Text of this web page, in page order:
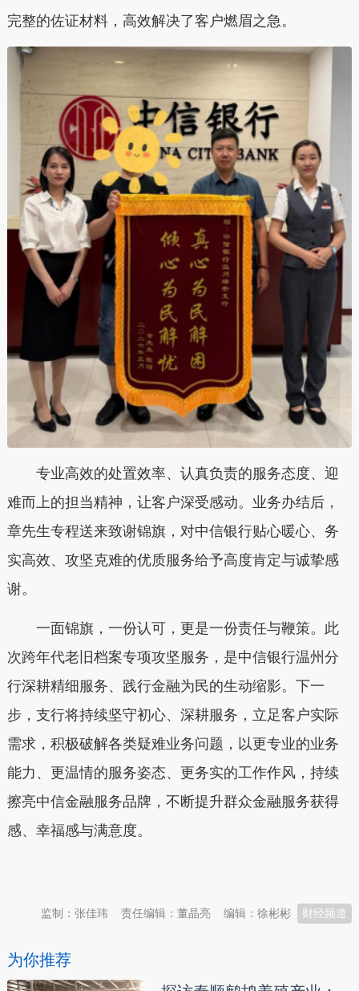
完整的佐证材料，高效解决了客户燃眉之急。
专业高效的处置效率、认真负责的服务态度、迎
难而上的担当精神，让客户深受感动。业务办结后，
章先生专程送来致谢锦旗，对中信银行贴心暖心、务
实高效、攻坚克难的优质服务给予高度肯定与诚挚感
谢。
一面锦旗，一份认可，更是一份责任与鞭策。此
次跨年代老旧档案专项攻坚服务，是中信银行温州分
行深耕精细服务、践行金融为民的生动缩影。下一
步，支行将持续坚守初心、深耕服务，立足客户实际
需求，积极破解各类疑难业务问题，以更专业的业务
能力、更温情的服务姿态、更务实的工作作风，持续
擦亮中信金融服务品牌，不断提升群众金融服务获得
感、幸福感与满意度。
财经频道
编辑：徐彬彬
责任编辑：董晶亮
监制：张佳玮
为你推荐